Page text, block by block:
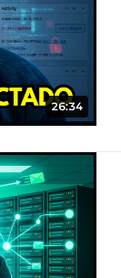
26:34